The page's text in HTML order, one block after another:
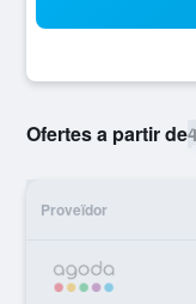
Ofertes a partir de
Proveïdor